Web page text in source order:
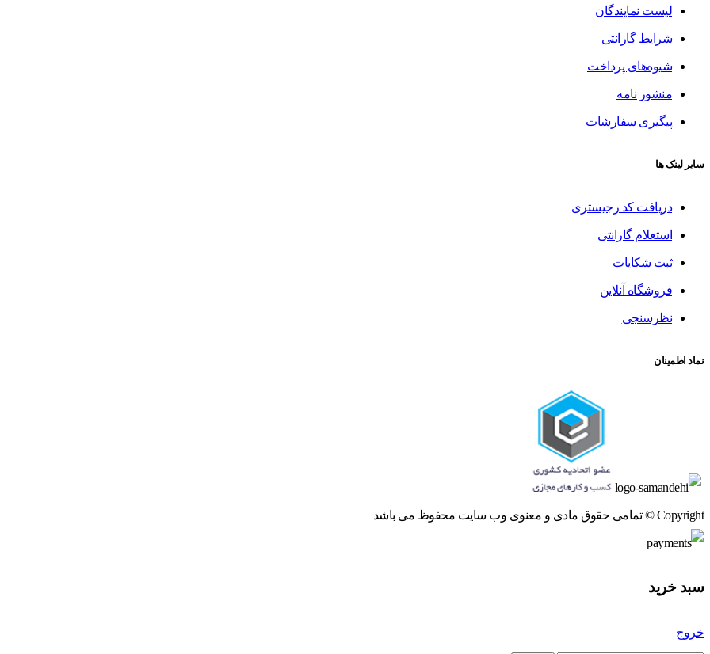
لیست نمایندگان
شرایط گارانتی
شیوه‌های پرداخت
منشور نامه
پیگیری سفارشات
سایر لینک ها
دریافت کد رجیستری
استعلام گارانتی
ثبت شکایات
فروشگاه آنلاین
نظرسنجی
نماد اطمینان
Copyright © تمامی حقوق مادی و معنوی وب سایت محفوظ می باشد
سبد خرید
خروج